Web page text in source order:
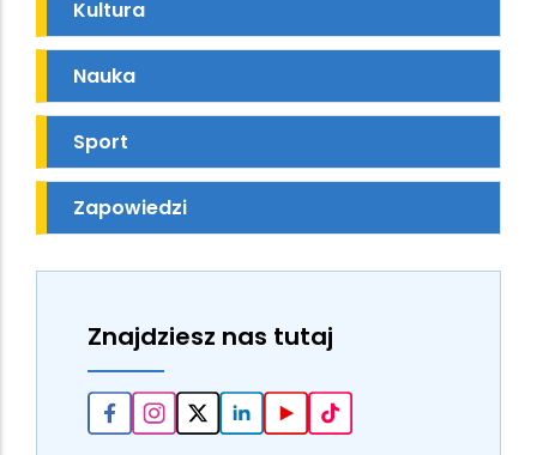
Kultura
Nauka
Sport
Zapowiedzi
Znajdziesz nas tutaj